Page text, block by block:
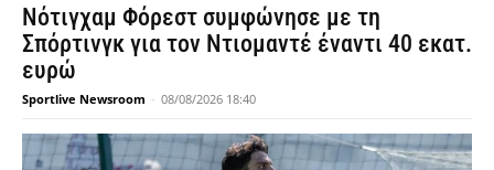
Νότιγχαμ Φόρεστ συμφώνησε με τη
Σπόρτινγκ για τον Ντιομαντέ έναντι 40 εκατ.
ευρώ
Sportlive Newsroom - 08/08/2026 18:40